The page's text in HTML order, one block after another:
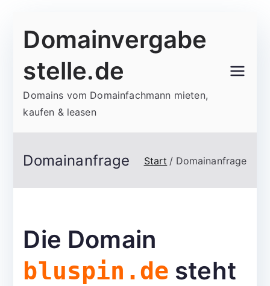
Inhalt
Domainvergabe
stelle.de
Domains vom Domainfachmann mieten,
kaufen & leasen
Domainanfrage Start Domainanfrage
Die Domain
bluspin.de steht